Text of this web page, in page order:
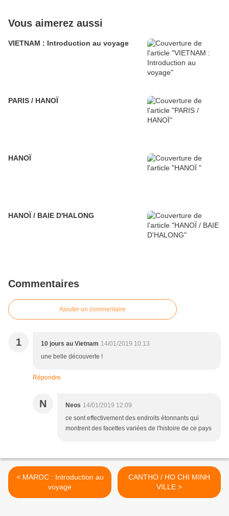
Vous aimerez aussi
VIETNAM : Introduction au voyage
PARIS / HANOÏ
HANOÏ
HANOÏ / BAIE D'HALONG
Commentaires
Ajouter un commentaire
1 10 jours au Vietnam 14/01/2019 10:13
une belle découverte !
Répondre
N Neos 14/01/2019 12:09
ce sont effectivement des endroits étonnants qui
montrent des facettes variées de l'histoire de ce pays
< MAROC : Introduction au
voyage
CANTHO / HO CHI MINH
VILLE >